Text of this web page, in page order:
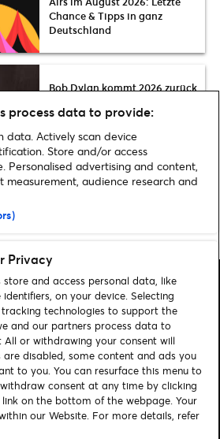
Chance & Tipps in ganz
Deutschland
Bob Dylan kommt 2026 zurück
Deutschland-Konzerte im
Herbst
Die besten Musicals 2022 in Deutschland |
Kontakt
Tickets
process data to provide:
data. Actively scan device
Store and/or access
Personalised advertising and content,
audience research and
Privacy
store and access personal data, like
on your device. Selecting
technologies to support the
and our partners process data to
All or withdrawing your consent will
disabled, some content and ads you
to you. You can resurface this menu to
consent at any time by clicking
on the bottom of the webpage. Your
our Website. For more details, refer